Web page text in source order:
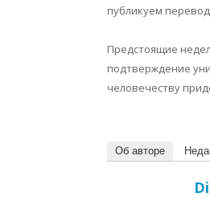
публикуем
Предстоящие
подтверждение
человечеству
Об авторе